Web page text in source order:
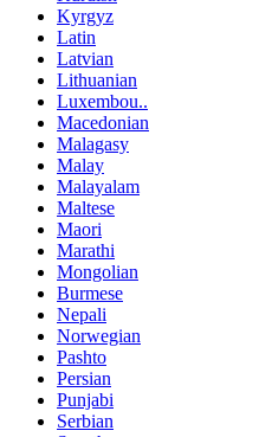
Kyrgyz
Latin
Latvian
Lithuanian
Luxembou..
Macedonian
Malagasy
Malay
Malayalam
Maltese
Maori
Marathi
Mongolian
Burmese
Nepali
Norwegian
Pashto
Persian
Punjabi
Serbian